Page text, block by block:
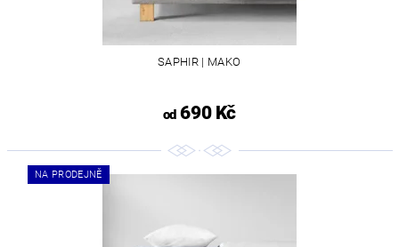
SAPHIR | MAKO
od690 Kč
NA PRODEJNĚ